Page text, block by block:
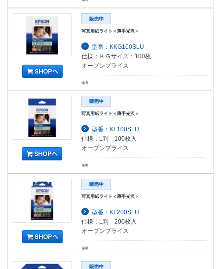
写真用紙ライト＜薄手光沢＞
型番：KKG100SLU
仕様：ＫＧサイズ：100枚
オープンプライス
備考：
写真用紙ライト＜薄手光沢＞
型番：KL100SLU
仕様：L判 100枚入
オープンプライス
備考：
写真用紙ライト＜薄手光沢＞
型番：KL200SLU
仕様：L判 200枚入
オープンプライス
備考：